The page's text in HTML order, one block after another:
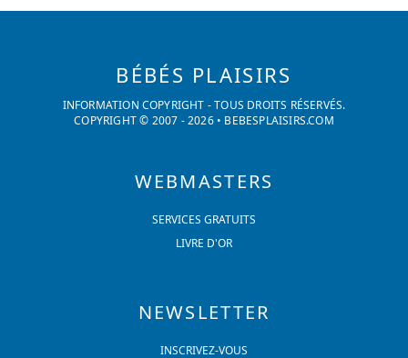
BÉBÉS PLAISIRS
INFORMATION COPYRIGHT - TOUS DROITS RÉSERVÉS.
COPYRIGHT © 2007 -2026• BEBESPLAISIRS.COM
WEBMASTERS
SERVICES GRATUITS
LIVRE D'OR
NEWSLETTER
INSCRIVEZ-VOUS